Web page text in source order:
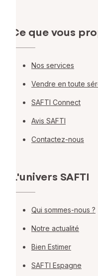
Ce que vous
Nos services
Vendre en toute
SAFTI Connect
Avis SAFTI
Contactez-nous
L'univers SAFTI
Qui sommes-nous ?
Notre actualité
Bien Estimer
SAFTI Espagne